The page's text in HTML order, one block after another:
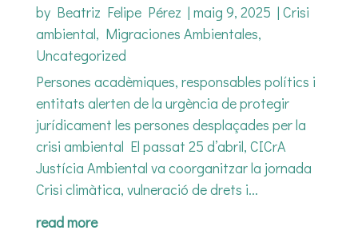
by Beatriz Felipe Pérez | maig 9, 2025 | Crisi
ambiental, Migraciones Ambientales,
Uncategorized
Persones acadèmiques, responsables polítics i
entitats alerten de la urgència de protegir
jurídicament les persones desplaçades per la
crisi ambiental El passat 25 d’abril, CICrA
Justícia Ambiental va coorganitzar la jornada
Crisi climàtica, vulneració de drets i...
read more